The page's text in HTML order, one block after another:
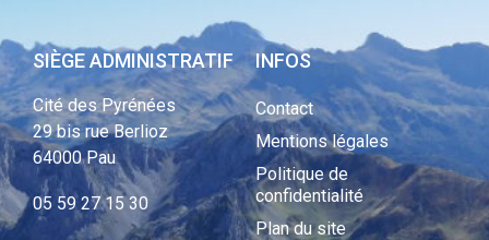
SIÈGE ADMINISTRATIF
Cité des Pyrénées
29 bis rue Berlioz
64000 Pau
05 59 27 15 30
INFOS
Contact
Mentions légales
Politique de
confidentialité
Plan du site